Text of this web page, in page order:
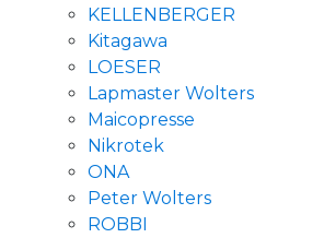
KELLENBERGER
Kitagawa
LOESER
Lapmaster Wolters
Maicopresse
Nikrotek
ONA
Peter Wolters
ROBBI